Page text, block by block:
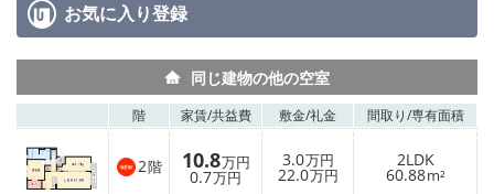
お気に入り登録
同じ建物の他の空室
階 家賃/共益費 敷金/礼金 間取り/専有面積
2階 10.8万円
0.7万円
3.0万円
22.0万円
2LDK
60.88m²